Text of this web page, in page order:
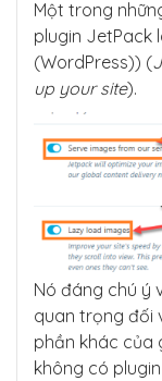
Một trong
plugin JetPack
(WordPress)) (
up your site).
Nó đáng chú ý
quan trọng đối
phần khác của
không có